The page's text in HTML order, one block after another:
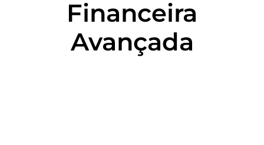
Financeira
Avançada